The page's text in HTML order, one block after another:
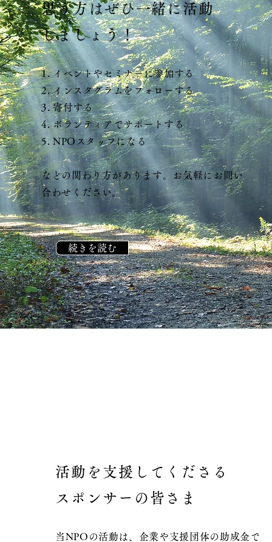
思う方はぜひ一緒に活動
​しましょう！
1. イベントやセミナーに参加する
​2. インスタグラムをフォローする
3. 寄付する
​4. ボランティアでサポートする
5. NPOスタッフになる
などの関わり方があります。お気軽にお問い
合わせください。
続きを読む
活動を支援してくださる
スポンサーの皆さま
当NPOの活動は、企業や支援団体の助成金で